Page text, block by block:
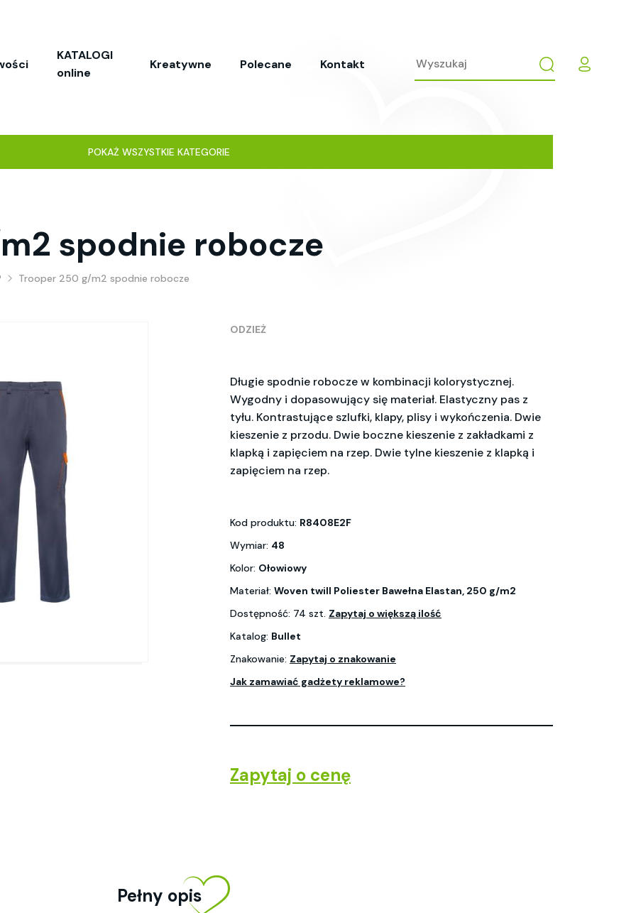
KATALOGI
online
Kreatywne Polecane Kontakt
POKAŻ WSZYSTKIE KATEGORIE
spodnie robocze
Trooper 250 g/m2 spodnie robocze
ODZIEŻ
Długie spodnie robocze w kombinacji kolorystycznej.
Wygodny i dopasowujący się materiał. Elastyczny pas z
tyłu. Kontrastujące szlufki, klapy, plisy i wykończenia. Dwie
kieszenie z przodu. Dwie boczne kieszenie z zakładkami z
klapką i zapięciem na rzep. Dwie tylne kieszenie z klapką i
zapięciem na rzep.
Kod produktu: R8408E2F
Wymiar: 48
Kolor: Ołowiowy
Materiał: Woven twill Poliester Bawełna Elastan, 250 g/m2
Dostępność: 74 szt. Zapytaj o większą ilość
Katalog: Bullet
Znakowanie: Zapytaj o znakowanie
Jak zamawiać gadżety reklamowe?
Zapytaj o cenę
Pełny opis